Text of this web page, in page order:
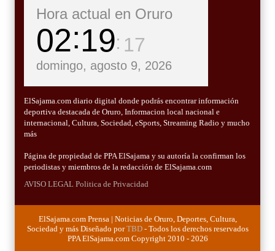
Hora actual en Oruro
02 19 18
domingo, agosto 9, 2026
ElSajama.com diario digital donde podrás encontrar información
deportiva destacada de Oruro, Informacion local nacional e
internacional, Cultura, Sociedad, eSports, Streaming Radio y mucho
más
Página de propiedad de PPA ElSajama y su autoría la confirman los
periodistas y miembros de la redacción de ElSajama.com
AVISO LEGAL Politica de Privacidad
ElSajama.com Prensa | Noticias de Oruro, Deportes, Cultura,
Sociedad y más Diseñado porTBD- Todos los derechos reservados
PPA ElSajama.com Copyright 2010 - 2026